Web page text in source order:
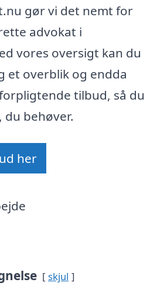
gør vi det nemt for
advokat i
vores oversigt kan du
et overblik og endda
tilbud, så du
behøver.
her
skjul